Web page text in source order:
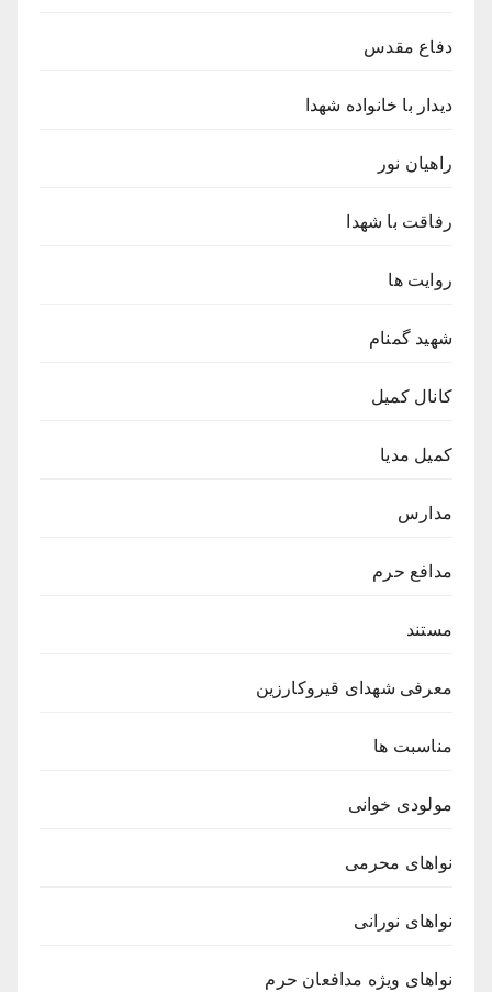
دفاع مقدس
دیدار با خانواده شهدا
راهیان نور
رفاقت با شهدا
روایت ها
شهید گمنام
کانال کمیل
کمیل مدیا
مدارس
مدافع حرم
مستند
معرفی شهدای قیروکارزین
مناسبت ها
مولودی خوانی
نواهای محرمی
نواهای نورانی
نواهای ویژه مدافعان حرم